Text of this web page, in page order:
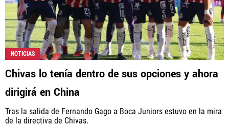
NOTICIAS
Chivas lo tenía dentro de sus opciones y ahora
dirigirá en China
Tras la salida de Fernando Gago a Boca Juniors estuvo en la mira
de la directiva de Chivas.